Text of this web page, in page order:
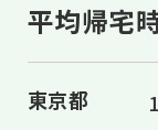
平均帰宅
東京都